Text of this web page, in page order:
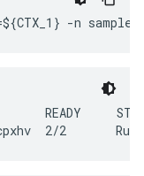
-n sample
STATUS
cpxhv  2/2